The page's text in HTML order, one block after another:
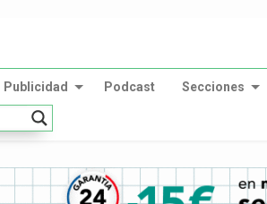
Publicidad Podcast Secciones